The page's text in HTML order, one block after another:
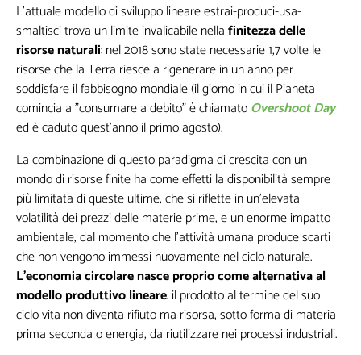
L’attuale modello di sviluppo lineare estrai-produci-usa-
smaltisci trova un limite invalicabile nellafinitezza delle
risorse naturali: nel 2018 sono state necessarie 1,7 volte le
risorse che la Terra riesce a rigenerare in un anno per
soddisfare il fabbisogno mondiale (il giorno in cui il Pianeta
comincia a "consumare a debito" è chiamatoOvershoot Day
ed è caduto quest’anno il primo agosto).
La combinazione di questo paradigma di crescita con un
mondo di risorse finite ha come effetti la disponibilità sempre
più limitata di queste ultime, che si riflette in un’elevata
volatilità dei prezzi delle materie prime, e un enorme impatto
ambientale, dal momento che l’attività umana produce scarti
che non vengono immessi nuovamente nel ciclo naturale.
L’economia circolare nasce proprio come alternativa al
modello produttivo lineare: il prodotto al termine del suo
ciclo vita non diventa rifiuto ma risorsa, sotto forma di materia
prima seconda o energia, da riutilizzare nei processi industriali.